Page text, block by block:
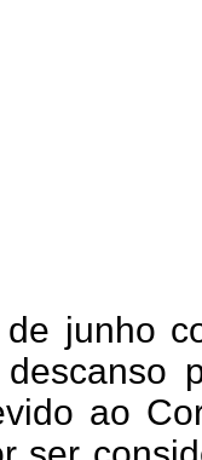
junho
ao